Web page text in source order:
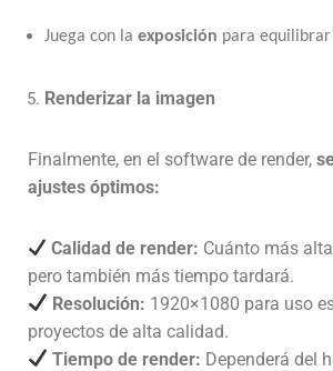
Juega con la exposición para equilibrar
Renderizar la imagen
Finalmente, en el software de render,
ajustes óptimos:
Calidad de render: Cuánto más
pero también más tiempo tardará.
Resolución: 1920×1080 para uso
proyectos de alta calidad.
Tiempo de render: Dependerá del